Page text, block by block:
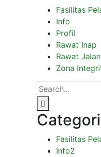
Fasilitas
Info
Profil
Rawat Inap
Rawat Jalan
Zona
Fasilitas
Info2